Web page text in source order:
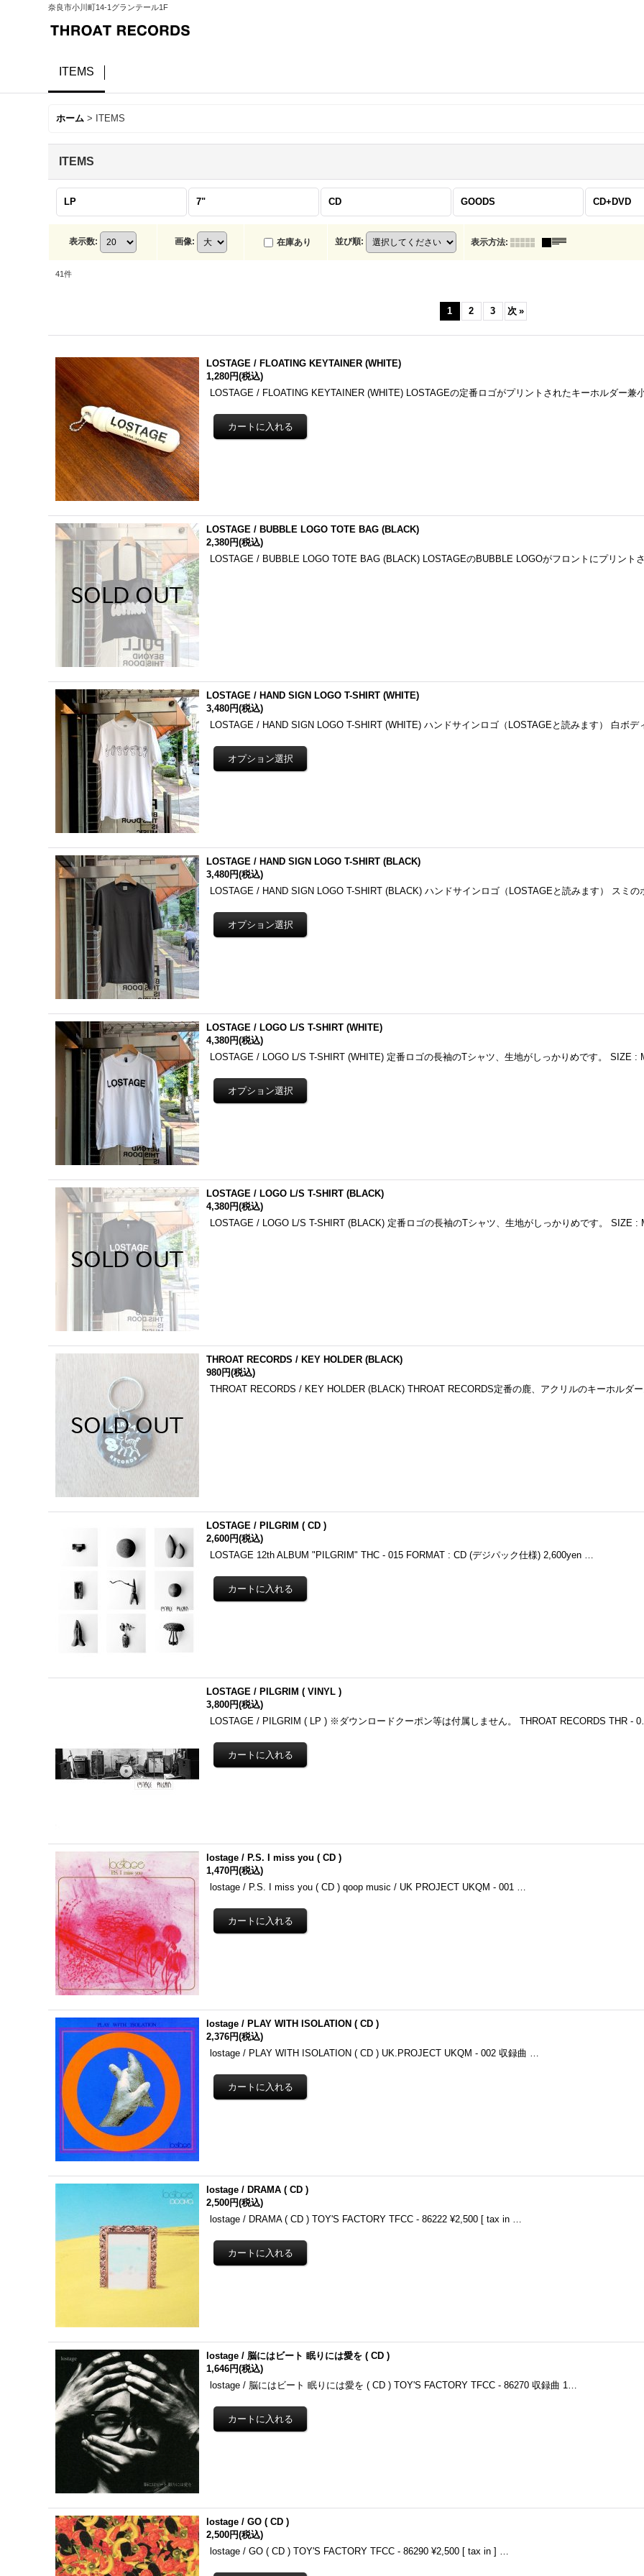
奈良市小川町14-1グランテール1F
ITEMS
ホーム > ITEMS
ITEMS
LP 7" CD GOODS CD+DVD
表示数: 画像: 在庫あり 並び順: 表示方法:
41件
1 2 3 次 »
LOSTAGE / FLOATING KEYTAINER (WHITE)
1,280円(税込)
LOSTAGE / FLOATING KEYTAINER (WHITE) LOSTAGEの定番ロゴがプリントされたキーホルダー兼
LOSTAGE / BUBBLE LOGO TOTE BAG (BLACK)
2,380円(税込)
LOSTAGE / BUBBLE LOGO TOTE BAG (BLACK) LOSTAGEのBUBBLE LOGOがフロントにプリント
LOSTAGE / HAND SIGN LOGO T-SHIRT (WHITE)
3,480円(税込)
LOSTAGE / HAND SIGN LOGO T-SHIRT (WHITE) ハンドサインロゴ（LOSTAGEと読みます） 白ボ
LOSTAGE / HAND SIGN LOGO T-SHIRT (BLACK)
3,480円(税込)
LOSTAGE / HAND SIGN LOGO T-SHIRT (BLACK) ハンドサインロゴ（LOSTAGEと読みます） スミ
LOSTAGE / LOGO L/S T-SHIRT (WHITE)
4,380円(税込)
LOSTAGE / LOGO L/S T-SHIRT (WHITE) 定番ロゴの長袖のTシャツ、生地がしっかりめです。 SIZE :
LOSTAGE / LOGO L/S T-SHIRT (BLACK)
4,380円(税込)
LOSTAGE / LOGO L/S T-SHIRT (BLACK) 定番ロゴの長袖のTシャツ、生地がしっかりめです。 SIZE
THROAT RECORDS / KEY HOLDER (BLACK)
980円(税込)
THROAT RECORDS / KEY HOLDER (BLACK) THROAT RECORDS定番の鹿、アクリルのキーホルダ
LOSTAGE / PILGRIM ( CD )
2,600円(税込)
LOSTAGE 12th ALBUM "PILGRIM" THC - 015 FORMAT : CD (デジパック仕様) 2,600yen …
LOSTAGE / PILGRIM ( VINYL )
3,800円(税込)
LOSTAGE / PILGRIM ( LP ) ※ダウンロードクーポン等は付属しません。 THROAT RECORDS THR -
lostage / P.S. I miss you ( CD )
1,470円(税込)
lostage / P.S. I miss you ( CD ) qoop music / UK PROJECT UKQM - 001 …
lostage / PLAY WITH ISOLATION ( CD )
2,376円(税込)
lostage / PLAY WITH ISOLATION ( CD ) UK.PROJECT UKQM - 002 収録曲 …
lostage / DRAMA ( CD )
2,500円(税込)
lostage / DRAMA ( CD ) TOY'S FACTORY TFCC - 86222 ¥2,500 [ tax in …
lostage / 脳にはビート 眠りには愛を ( CD )
1,646円(税込)
lostage / 脳にはビート 眠りには愛を ( CD ) TOY'S FACTORY TFCC - 86270 収録曲 1…
lostage / GO ( CD )
2,500円(税込)
lostage / GO ( CD ) TOY'S FACTORY TFCC - 86290 ¥2,500 [ tax in ] …